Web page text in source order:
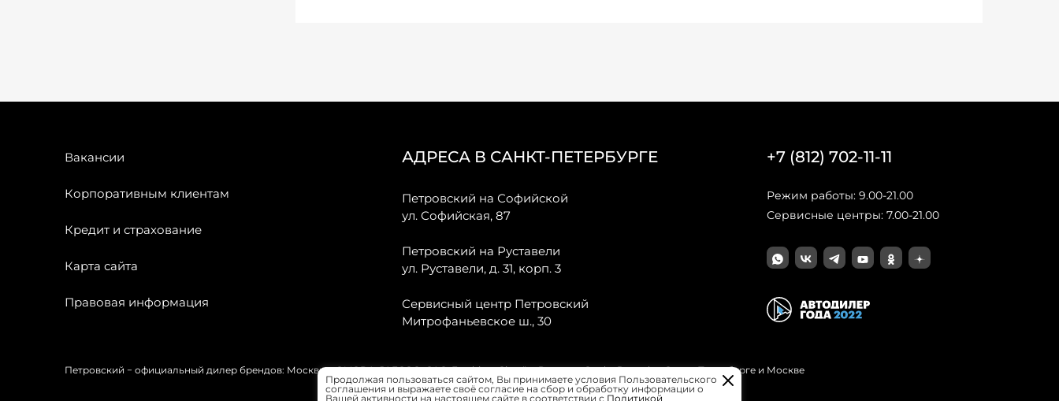
Вакансии
Корпоративным клиентам
Кредит и страхование
Карта сайта
Правовая информация
АДРЕСА В САНКТ-ПЕТЕРБУРГЕ
Петровский на Софийской
ул. Софийская, 87
Петровский на Руставели
ул. Руставели, д. 31, корп. 3
Сервисный центр Петровский
Митрофаньевское ш., 30
+7 (812) 702-11-11
Режим работы: 9.00-21.00
Сервисные центры: 7.00-21.00
Петровский − официальный дилер брендов: Москвич, OMODA, JAECOO, GAC, Forthing, Citroёn, Peugeot, Opel и Renault в Санкт-Петербурге и Москве
Продолжая пользоваться сайтом, Вы принимаете условия Пользовательского
соглашения и выражаете своё согласие на сбор и обработку информации о
Вашей активности на настоящем сайте в соответствии с Политикой